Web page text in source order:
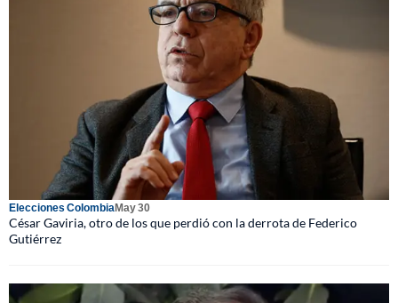
Elecciones ColombiaMay 30
César Gaviria, otro de los que perdió con la derrota de Federico
Gutiérrez